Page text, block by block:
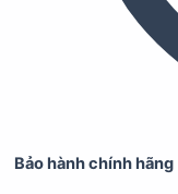
Bảo hành chính hãng